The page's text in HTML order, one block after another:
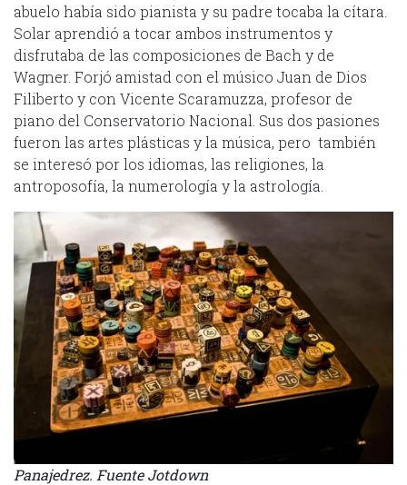
abuelo había sido pianista y su padre tocaba la cítara.
Solar aprendió a tocar ambos instrumentos y
disfrutaba de las composiciones de Bach y de
Wagner. Forjó amistad con el músico Juan de Dios
Filiberto y con Vicente Scaramuzza, profesor de
piano del Conservatorio Nacional. Sus dos pasiones
fueron las artes plásticas y la música, pero también
se interesó por los idiomas, las religiones, la
antroposofía, la numerología y la astrología.
Panajedrez. Fuente Jotdown